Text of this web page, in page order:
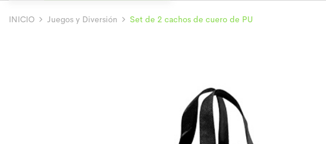
INICIO Juegos y Diversión Set de 2 cachos de cuero de PU